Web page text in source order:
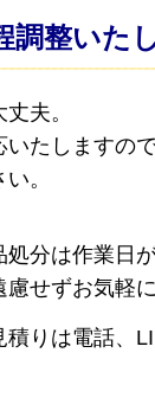
調整いた
夫。
いたしますの
。
処分は作業日
せずお気軽
積りは電話、